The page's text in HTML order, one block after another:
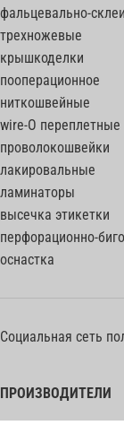
фальцевально-
трехножевые
крышкоделки
пооперационное
ниткошвейные
wire-O переплетные
проволокошвейки
лакировальные
ламинаторы
высечка этикетки
перфорационно-
оснастка
Социальная сеть
ПРОИЗВОДИТЕЛИ